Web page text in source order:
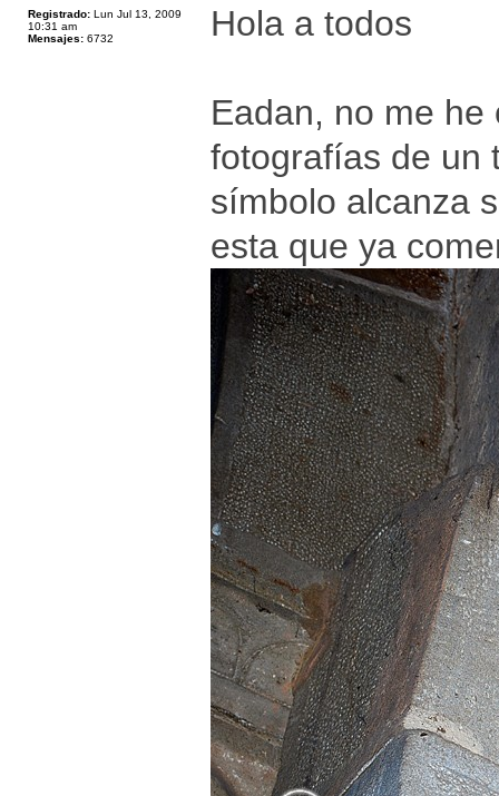
Registrado: Lun Jul 13, 2009
10:31 am
Mensajes: 6732 Hola a todos
Eadan, no me
fotografías de un
símbolo alcanza
esta que ya